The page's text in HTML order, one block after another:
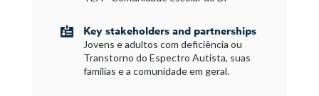
 Key stakeholders and partnerships
Jovens e adultos com deficiência ou
Transtorno do Espectro Autista, suas
famílias e a comunidade em geral.